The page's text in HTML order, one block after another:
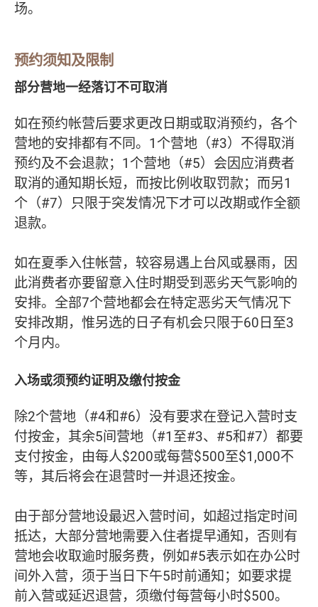
场。
预约须知及限制
部分营地一经落订不可取消
如在预约帐营后要求更改日期或取消预约，各个
营地的安排都有不同。1个营地（#3）不得取消
预约及不会退款；1个营地（#5）会因应消费者
取消的通知期长短，而按比例收取罚款；而另1
个（#7）只限于突发情况下才可以改期或作全额
退款。
如在夏季入住帐营，较容易遇上台风或暴雨，因
此消费者亦要留意入住时期受到恶劣天气影响的
安排。全部7个营地都会在特定恶劣天气情况下
安排改期，惟另选的日子有机会只限于60日至3
个月内。
入场或须预约证明及缴付按金
除2个营地（#4和#6）没有要求在登记入营时支
付按金，其余5间营地（#1至#3、#5和#7）都要
支付按金，由每人$200或每营$500至$1,000不
等，其后将会在退营时一并退还按金。
由于部分营地设最迟入营时间，如超过指定时间
抵达，大部分营地需要入住者提早通知，否则有
营地会收取逾时服务费，例如#5表示如在办公时
间外入营，须于当日下午5时前通知；如要求提
前入营或延迟退营，须缴付每营每小时$500。